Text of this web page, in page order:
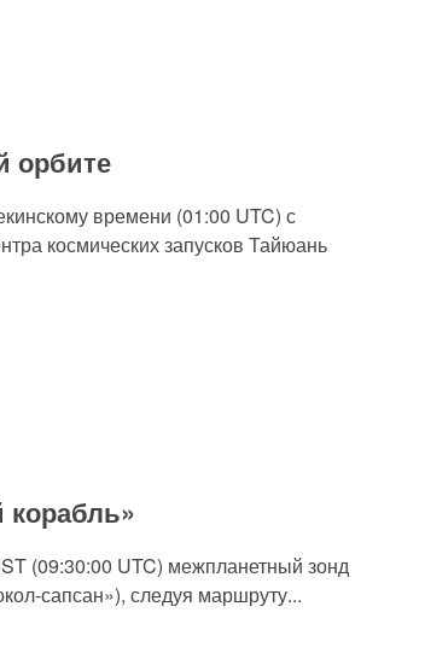
орбите
времени (01:00 UTC) с
космических запусков Тайюань
корабль»
(09:30:00 UTC) межпланетный зонд
сапсан»), следуя маршруту...